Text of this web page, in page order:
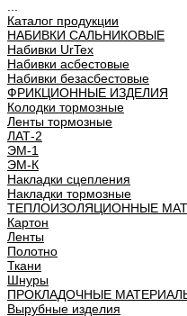
Каталог продукции
НАБИВКИ САЛЬНИКОВЫЕ
Набивки UrTex
Набивки асбестовые
Набивки безасбестовые
ФРИКЦИОННЫЕ ИЗДЕЛИЯ
Колодки тормозные
Ленты тормозные
ЛАТ-2
ЭМ-1
ЭМ-К
Накладки сцепления
Накладки тормозные
ТЕПЛОИЗОЛЯЦИОННЫЕ
Картон
Ленты
Полотно
Ткани
Шнуры
ПРОКЛАДОЧНЫЕ
Вырубные изделия